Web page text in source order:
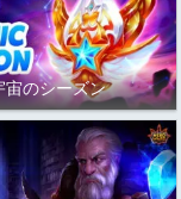
宙のシーズン